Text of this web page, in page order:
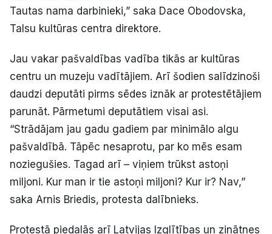
Tautas nama darbinieki,” saka Dace Obodovska,
Talsu kultūras centra direktore.
Jau vakar pašvaldības vadība tikās ar kultūras
centru un muzeju vadītājiem. Arī šodien salīdzinoši
daudzi deputāti pirms sēdes iznāk ar protestētājiem
parunāt. Pārmetumi deputātiem visai asi.
“Strādājam jau gadu gadiem par minimālo algu
pašvaldībā. Tāpēc nesaprotu, par ko mēs esam
noziegušies. Tagad arī – viņiem trūkst astoņi
miljoni. Kur man ir tie astoņi miljoni? Kur ir? Nav,”
saka Arnis Briedis, protesta dalībnieks.
Protestā piedalās arī Latvijas Izglītības un zinātnes